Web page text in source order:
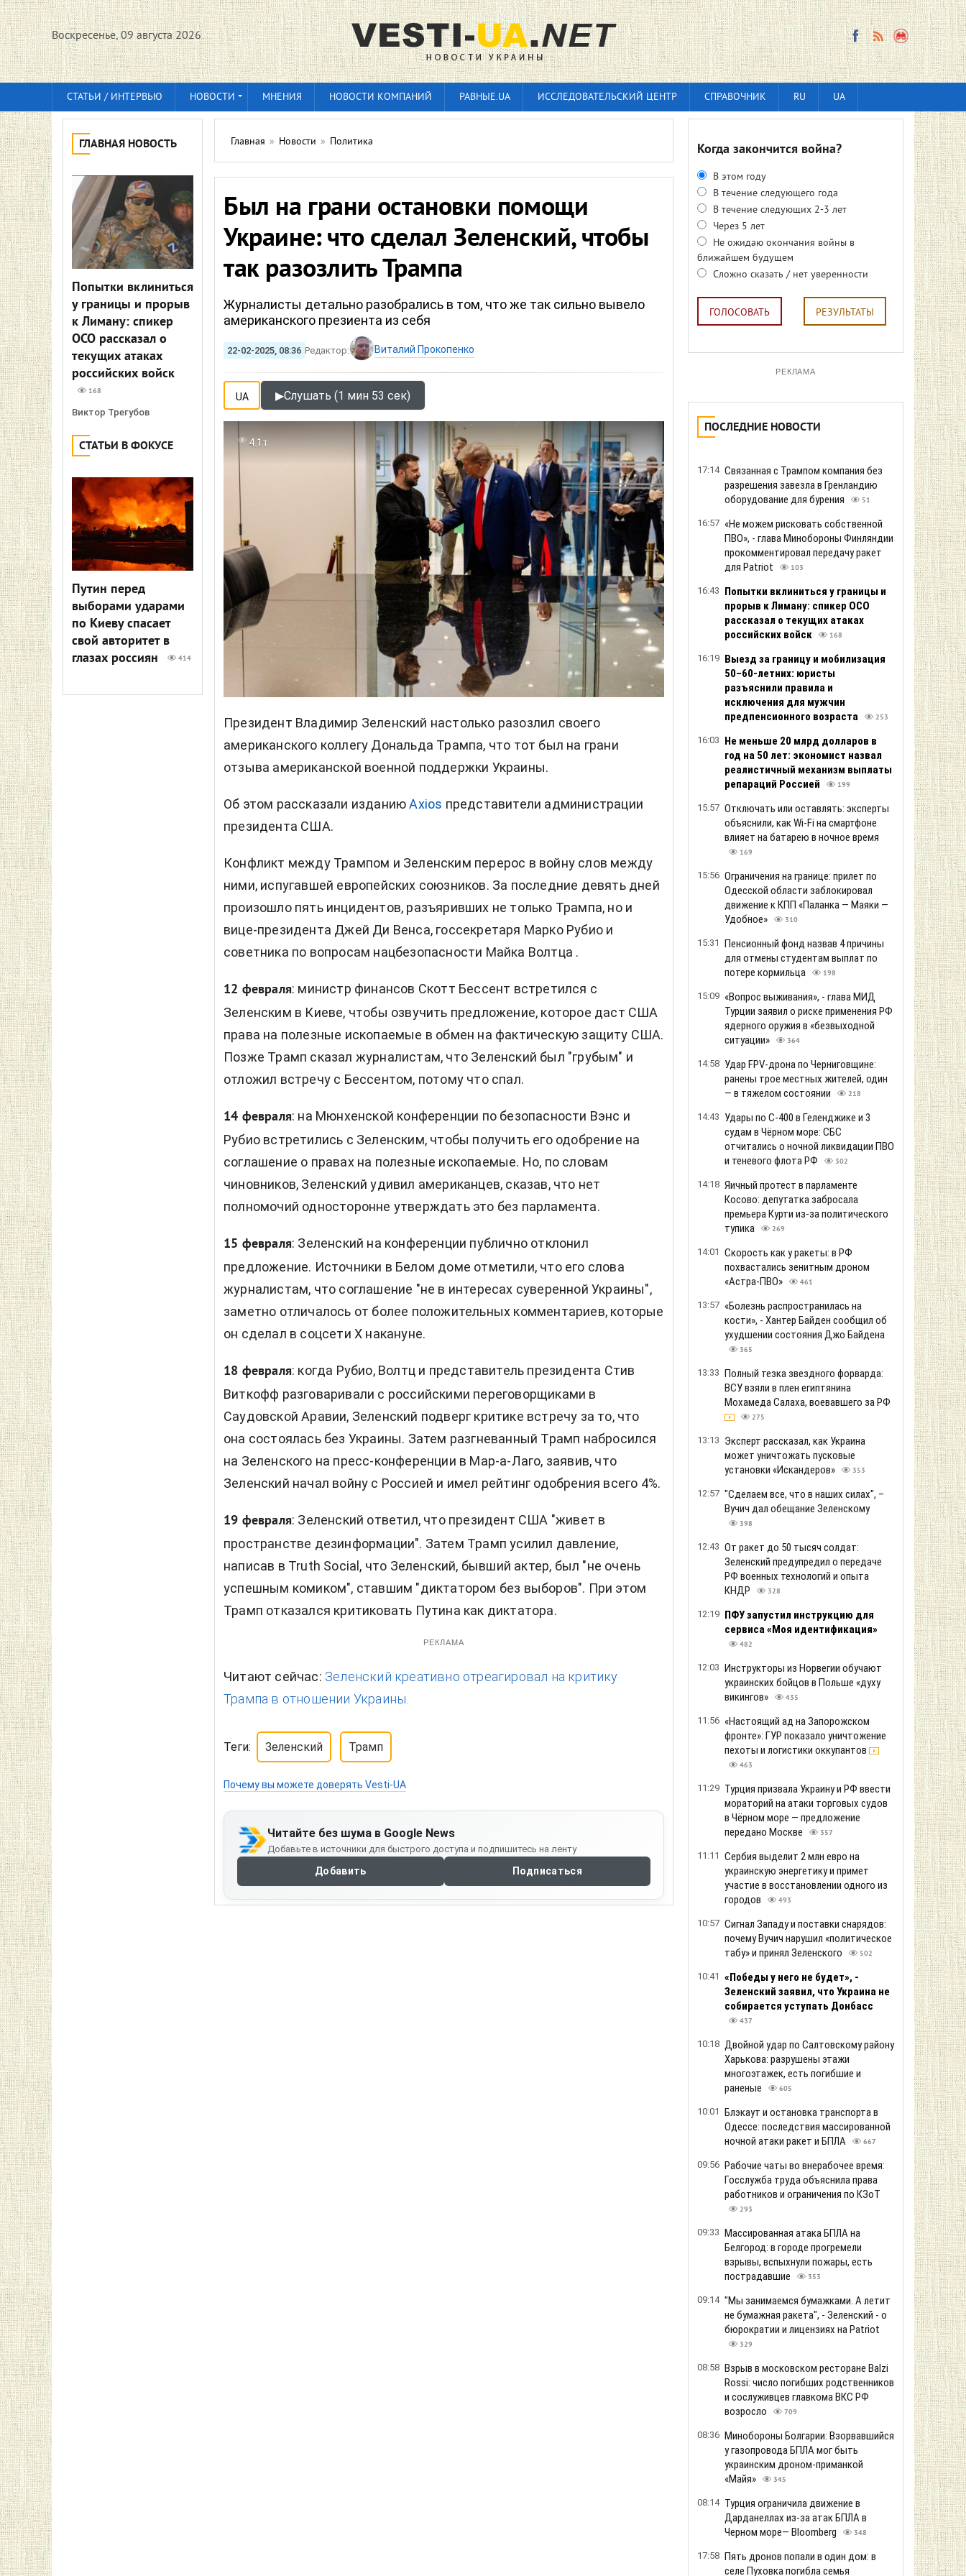
Воскресенье, 09 августа 2026
СТАТЬИ / ИНТЕРВЬЮ НОВОСТИ МНЕНИЯ НОВОСТИ КОМПАНИЙ РАВНЫЕ.UA ИССЛЕДОВАТЕЛЬСКИЙ ЦЕНТР СПРАВОЧНИК RU UA
ГЛАВНАЯ НОВОСТЬ
Попытки вклиниться
у границы и прорыв
к Лиману: спикер
ОСО рассказал о
текущих атаках
российских войск
168
Виктор Трегубов
СТАТЬИ В ФОКУСЕ
Путин перед
выборами ударами
по Киеву спасает
свой авторитет в
глазах россиян
414
Главная » Новости » Политика
Был на грани остановки помощи
Украине: что сделал Зеленский, чтобы
так разозлить Трампа
Журналисты детально разобрались в том, что же так сильно вывело
американского презиента из себя
22-02-2025, 08:36 Редактор: Виталий Прокопенко
UA ▶Слушать (1 мин 53 сек)
4.1т
Президент Владимир Зеленский настолько разозлил своего
американского коллегу Дональда Трампа, что тот был на грани
отзыва американской военной поддержки Украины.
Об этом рассказали изданиюAxios представители администрации
президента США.
Конфликт между Трампом и Зеленским перерос в войну слов между
ними, испугавшей европейских союзников. За последние девять дней
произошло пять инцидентов, разъяривших не только Трампа, но и
вице-президента Джей Ди Венса, госсекретаря Марко Рубио и
советника по вопросам нацбезопасности Майка Волтца .
12 февраля: министр финансов Скотт Бессент встретился с
Зеленским в Киеве, чтобы озвучить предложение, которое даст США
права на полезные ископаемые в обмен на фактическую защиту США.
Позже Трамп сказал журналистам, что Зеленский был "грубым" и
отложил встречу с Бессентом, потому что спал.
14 февраля: на Мюнхенской конференции по безопасности Вэнс и
Рубио встретились с Зеленским, чтобы получить его одобрение на
соглашение о правах на полезные ископаемые. Но, по словам
чиновников, Зеленский удивил американцев, сказав, что нет
полномочий односторонне утверждать это без парламента.
15 февраля: Зеленский на конференции публично отклонил
предложение. Источники в Белом доме отметили, что его слова
журналистам, что соглашение "не в интересах суверенной Украины",
заметно отличалось от более положительных комментариев, которые
он сделал в соцсети X накануне.
18 февраля: когда Рубио, Волтц и представитель президента Стив
Виткофф разговаривали с российскими переговорщиками в
Саудовской Аравии, Зеленский подверг критике встречу за то, что
она состоялась без Украины. Затем разгневанный Трамп набросился
на Зеленского на пресс-конференции в Мар-а-Лаго, заявив, что
Зеленский начал войну с Россией и имел рейтинг одобрения всего 4%.
19 февраля: Зеленский ответил, что президент США "живет в
пространстве дезинформации". Затем Трамп усилил давление,
написав в Truth Social, что Зеленский, бывший актер, был "не очень
успешным комиком", ставшим "диктатором без выборов". При этом
Трамп отказался критиковать Путина как диктатора.
РЕКЛАМА
Читают сейчас: Зеленский креативно отреагировал на критику
Трампа в отношении Украины.
Теги: Зеленский Трамп
Почему вы можете доверять Vesti-UA
Читайте без шума в Google News
Добавьте в источники для быстрого доступа и подпишитесь на ленту
Добавить Подписаться
Когда закончится война?
В этом году
В течение следующего года
В течение следующих 2-3 лет
Через 5 лет
Не ожидаю окончания войны в
ближайшем будущем
Сложно сказать / нет уверенности
ГОЛОСОВАТЬ РЕЗУЛЬТАТЫ
РЕКЛАМА
ПОСЛЕДНИЕ НОВОСТИ
17:14 Связанная с Трампом компания без
разрешения завезла в Гренландию
оборудование для бурения
51
16:57 «Не можем рисковать собственной
ПВО», - глава Минобороны Финляндии
прокомментировал передачу ракет
для Patriot
103
16:43 Попытки вклиниться у границы и
прорыв к Лиману: спикер ОСО
рассказал о текущих атаках
российских войск
168
16:19 Выезд за границу и мобилизация
50–60-летних: юристы
разъяснили правила и
исключения для мужчин
предпенсионного возраста
253
16:03 Не меньше 20 млрд долларов в
год на 50 лет: экономист назвал
реалистичный механизм выплаты
репараций Россией
199
15:57 Отключать или оставлять: эксперты
объяснили, как Wi-Fi на смартфоне
влияет на батарею в ночное время
169
15:56 Ограничения на границе: прилет по
Одесской области заблокировал
движение к КПП «Паланка — Маяки —
Удобное»
310
15:31 Пенсионный фонд назвав 4 причины
для отмены студентам выплат по
потере кормильца
198
15:09 «Вопрос выживания», - глава МИД
Турции заявил о риске применения РФ
ядерного оружия в «безвыходной
ситуации»
364
14:58 Удар FPV-дрона по Черниговщине:
ранены трое местных жителей, один
— в тяжелом состоянии
218
14:43 Удары по С-400 в Геленджике и 3
судам в Чёрном море: СБС
отчитались о ночной ликвидации ПВО
и теневого флота РФ
302
14:18 Яичный протест в парламенте
Косово: депутатка забросала
премьера Курти из-за политического
тупика
269
14:01 Скорость как у ракеты: в РФ
похвастались зенитным дроном
«Астра-ПВО»
461
13:57 «Болезнь распространилась на
кости», - Хантер Байден сообщил об
ухудшении состояния Джо Байдена
365
13:33 Полный тезка звездного форварда:
ВСУ взяли в плен египтянина
Мохамеда Салаха, воевавшего за РФ
275
13:13 Эксперт рассказал, как Украина
может уничтожать пусковые
установки «Искандеров»
353
12:57 "Сделаем все, что в наших силах", –
Вучич дал обещание Зеленскому
398
12:43 От ракет до 50 тысяч солдат:
Зеленский предупредил о передаче
РФ военных технологий и опыта
КНДР
328
12:19 ПФУ запустил инструкцию для
сервиса «Моя идентификация»
482
12:03 Инструкторы из Норвегии обучают
украинских бойцов в Польше «духу
викингов»
435
11:56 «Настоящий ад на Запорожском
фронте»: ГУР показало уничтожение
пехоты и логистики оккупантов
463
11:29 Турция призвала Украину и РФ ввести
мораторий на атаки торговых судов
в Чёрном море — предложение
передано Москве
357
11:11 Сербия выделит 2 млн евро на
украинскую энергетику и примет
участие в восстановлении одного из
городов
493
10:57 Сигнал Западу и поставки снарядов:
почему Вучич нарушил «политическое
табу» и принял Зеленского
502
10:41 «Победы у него не будет», -
Зеленский заявил, что Украина не
собирается уступать Донбасс
437
10:18 Двойной удар по Салтовскому району
Харькова: разрушены этажи
многоэтажек, есть погибшие и
раненые
605
10:01 Блэкаут и остановка транспорта в
Одессе: последствия массированной
ночной атаки ракет и БПЛА
667
09:56 Рабочие чаты во внерабочее время:
Госслужба труда объяснила права
работников и ограничения по КЗоТ
293
09:33 Массированная атака БПЛА на
Белгород: в городе прогремели
взрывы, вспыхнули пожары, есть
пострадавшие
353
09:14 "Мы занимаемся бумажками. А летит
не бумажная ракета", - Зеленский - о
бюрократии и лицензиях на Patriot
329
08:58 Взрыв в московском ресторане Balzi
Rossi: число погибших родственников
и сослуживцев главкома ВКС РФ
возросло
709
08:36 Минобороны Болгарии: Взорвавшийся
у газопровода БПЛА мог быть
украинским дроном-приманкой
«Майя»
345
08:14 Турция ограничила движение в
Дарданеллах из-за атак БПЛА в
Черном море— Bloomberg
348
17:58 Пять дронов попали в один дом: в
селе Пуховка погибла семья